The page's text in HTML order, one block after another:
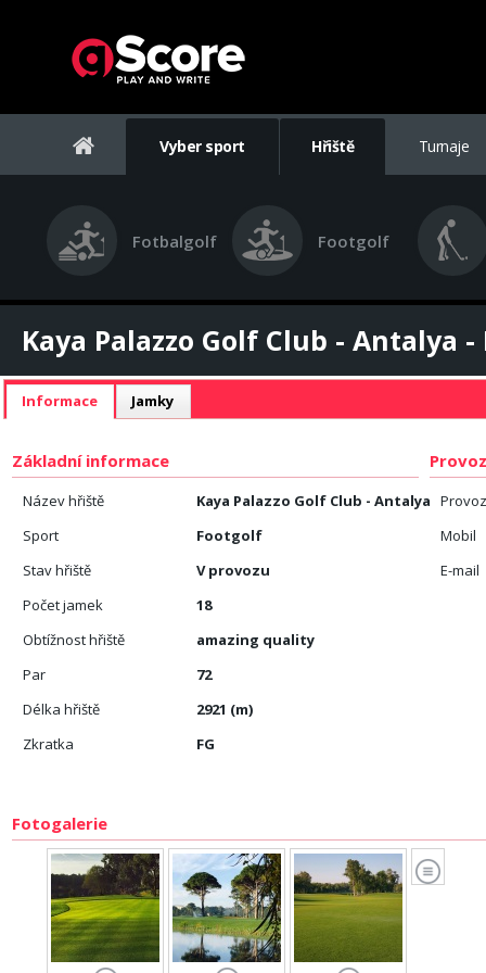
Vyber sport Hřiště Turnaje
Fotbalgolf Footgolf
Kaya Palazzo Golf Club - Antalya
Informace Jamky
Základní informace
Název hřiště
Kaya Palazzo Golf Club - Antalya
Sport
Footgolf
Stav hřiště
V provozu
Počet jamek
18
Obtížnost hřiště
amazing quality
Par
72
Délka hřiště
2921 (m)
Zkratka
FG
Mobil
E-mail
Fotogalerie